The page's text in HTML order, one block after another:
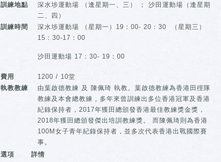
訓練地點
深水埗運動場 （逢星期一、三） ； 沙田運動場（逢星期
二、四）
訓練時間
深水埗運動場 （星期一）19：00- 20：30 （星期三）
15：30-17：00
沙田運動場 17：30- 19：00
費用
1200 / 10堂
執教教練
由葉啟德教練 及 陳佩琦 執教。葉啟德教練為香港田徑隊
教練及本會總教練，多年來曾訓練出多位香港冠軍及香港
紀錄保持者，2017年獲田總頒發香港最佳教練獎金獎，
2018年獲田總頒發傑出培訓教練獎。 而陳佩琦則為香港
100M女子青年紀錄保持者，並多次代表香港出戰國際賽
事。
選項
詳情